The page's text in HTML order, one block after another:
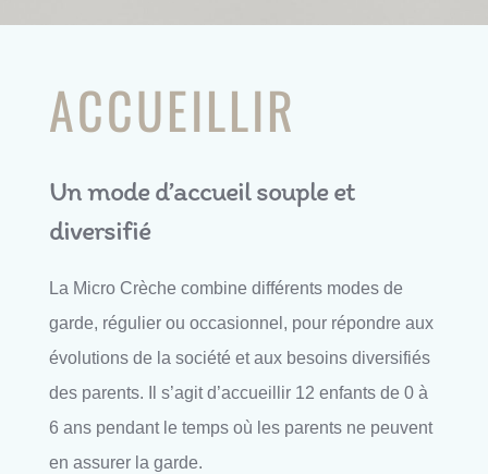
ACCUEILLIR
Un mode d’accueil souple et
diversifié
La Micro Crèche combine différents modes de
garde, régulier ou occasionnel, pour répondre aux
évolutions de la société et aux besoins diversifiés
des parents. Il s’agit d’accueillir 12 enfants de 0 à
6 ans pendant le temps où les parents ne peuvent
en assurer la garde.